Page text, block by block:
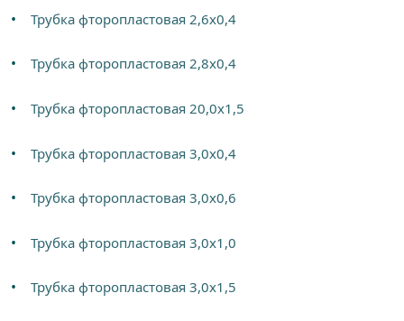
Трубка фторопластовая 2,6х0,4
Трубка фторопластовая 2,8х0,4
Трубка фторопластовая 20,0х1,5
Трубка фторопластовая 3,0х0,4
Трубка фторопластовая 3,0х0,6
Трубка фторопластовая 3,0х1,0
Трубка фторопластовая 3,0х1,5